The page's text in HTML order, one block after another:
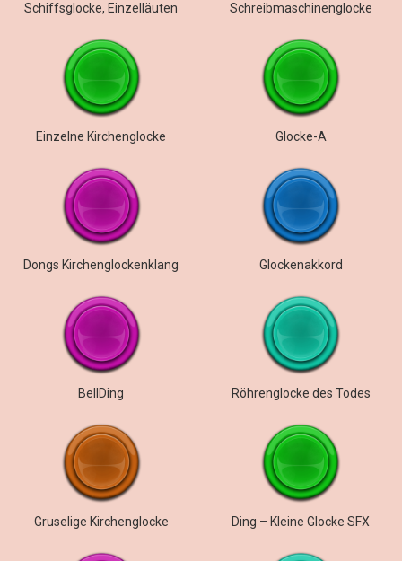
Schiffsglocke, Einzelläuten Schreibmaschinenglocke
Einzelne Kirchenglocke Glocke-A
Dongs Kirchenglockenklang Glockenakkord
BellDing Röhrenglocke des Todes
Gruselige Kirchenglocke Ding – Kleine Glocke SFX